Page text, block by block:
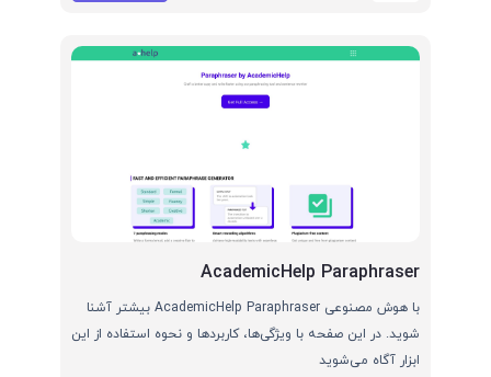
AcademicHelp Paraphraser
با هوش مصنوعی AcademicHelp Paraphraser بیشتر آشنا
شوید. در این صفحه با ویژگی‌ها، کاربردها و نحوه استفاده از این
ابزار آگاه می‌شوید